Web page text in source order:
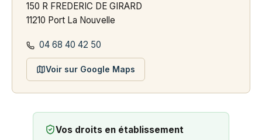
150 R FREDERIC DE GIRARD
11210 Port La Nouvelle
04 68 40 42 50
Voir sur Google Maps
Vos droits en établissement